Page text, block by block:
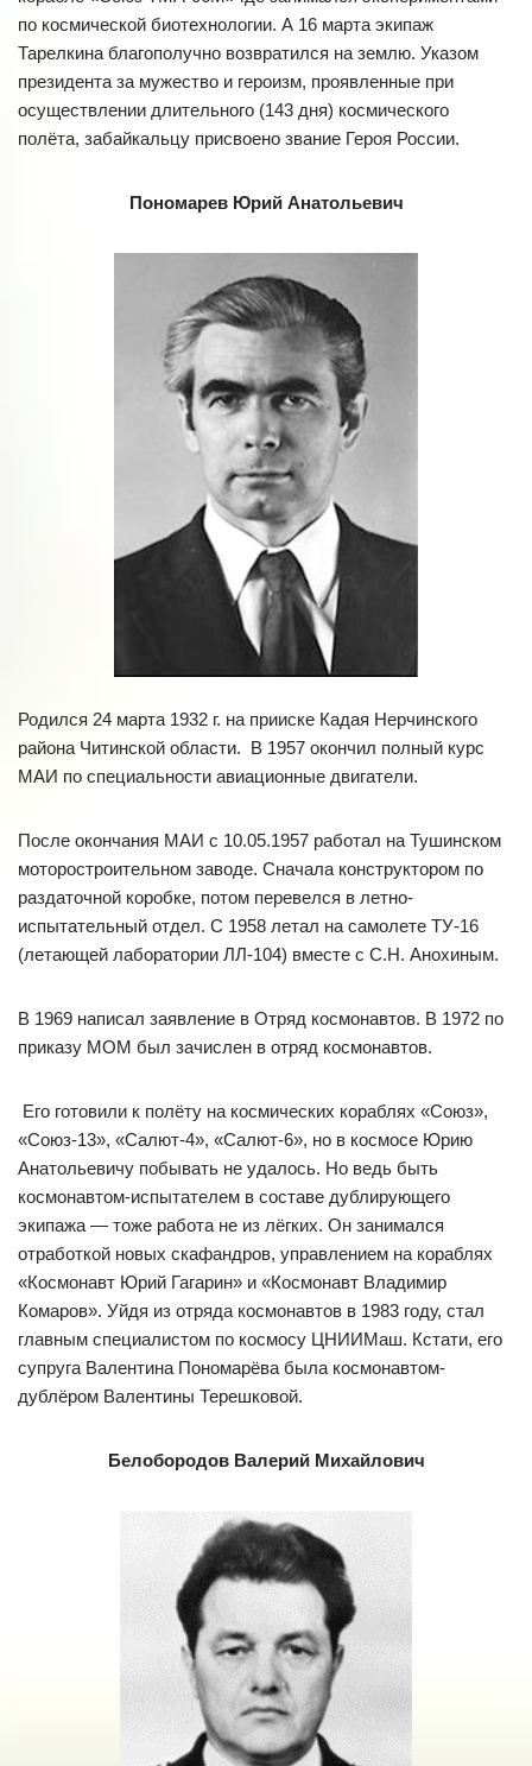
по космической биотехнологии. А 16 марта экипаж
Тарелкина благополучно возвратился на землю. Указом
президента за мужество и героизм, проявленные при
осуществлении длительного (143 дня) космического
полёта, забайкальцу присвоено звание Героя России.
Пономарев Юрий Анатольевич
Родился 24 марта 1932 г. на прииске Кадая Нерчинского
района Читинской области. В 1957 окончил полный курс
МАИ по специальности авиационные двигатели.
После окончания МАИ с 10.05.1957 работал на Тушинском
моторостроительном заводе. Сначала конструктором по
раздаточной коробке, потом перевелся в летно-
испытательный отдел. С 1958 летал на самолете ТУ-16
(летающей лаборатории ЛЛ-104) вместе с С.Н. Анохиным.
В 1969 написал заявление в Отряд космонавтов. В 1972 по
приказу МОМ был зачислен в отряд космонавтов.
Его готовили к полёту на космических кораблях «Союз»,
«Союз-13», «Салют-4», «Салют-6», но в космосе Юрию
Анатольевичу побывать не удалось. Но ведь быть
космонавтом-испытателем в составе дублирующего
экипажа — тоже работа не из лёгких. Он занимался
отработкой новых скафандров, управлением на кораблях
«Космонавт Юрий Гагарин» и «Космонавт Владимир
Комаров». Уйдя из отряда космонавтов в 1983 году, стал
главным специалистом по космосу ЦНИИМаш. Кстати, его
супруга Валентина Пономарёва была космонавтом-
дублёром Валентины Терешковой.
Белобородов Валерий Михайлович